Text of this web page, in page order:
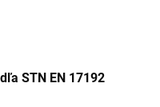
STN EN 17192